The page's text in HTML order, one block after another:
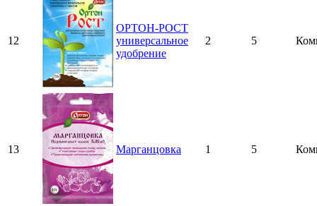
12
ОРТОН-РОСТ
универсальное
удобрение
2 5
13 Марганцовка 1 5